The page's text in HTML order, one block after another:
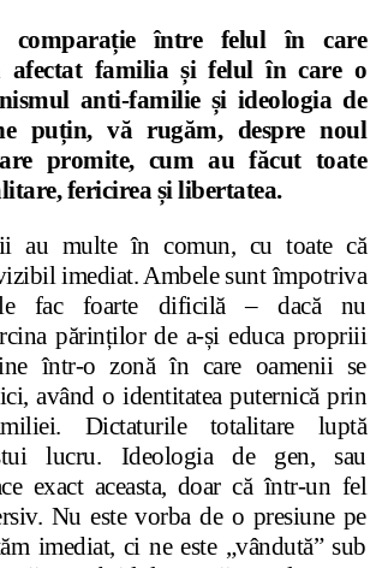
comparație între felul în care
afectat familia și felul în care o
anti-familie și ideologia de
puțin, vă rugăm, despre noul
promite, cum au făcut toate
fericirea și libertatea.
au multe în comun, cu toate că
imediat. Ambele sunt împotriva
fac foarte dificilă – dacă nu
părinților de a-și educa propriii
într-o zonă în care oamenii se
având o identitatea puternică prin
Dictaturile totalitare luptă
lucru. Ideologia de gen, sau
exact aceasta, doar că într-un fel
Nu este vorba de o presiune pe
imediat, ci ne este „vândută” sub